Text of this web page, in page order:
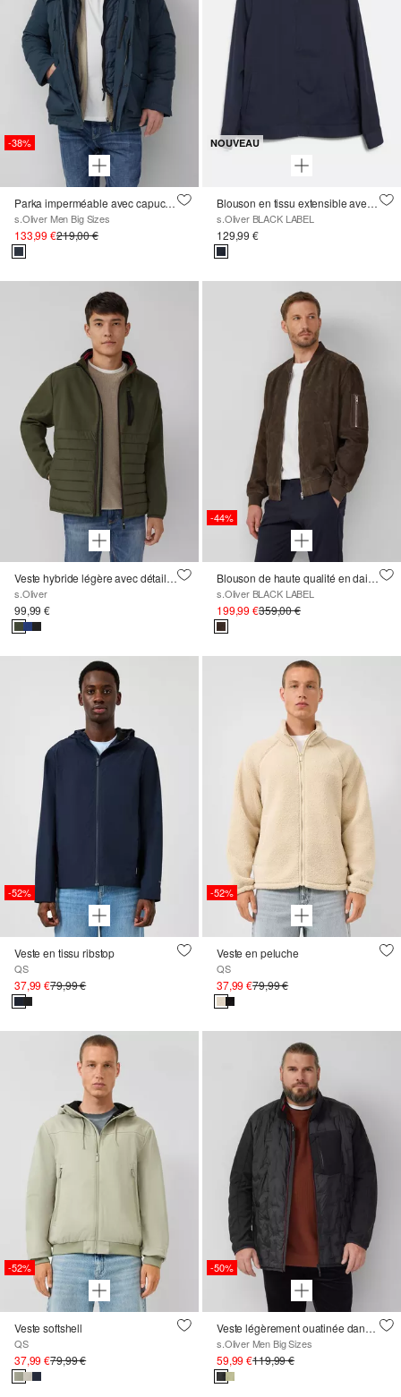
-38%
Parka imperméable avec capuche amovible et doublure en fausse fourrure
s.Oliver Men Big Sizes
133,99 €219,00 €
NOUVEAU
Blouson en tissu extensible avec fermeture à glissière
s.Oliver BLACK LABEL
129,99 €
Veste hybride légère avec détails sportifs
s.Oliver
99,99 €
-44%
Blouson de haute qualité en daim souple
s.Oliver BLACK LABEL
199,99 €359,00 €
-52%
Veste en tissu ribstop
QS
37,99 €79,99 €
-52%
Veste en peluche
QS
37,99 €79,99 €
-52%
Veste softshell
QS
37,99 €79,99 €
-50%
Veste légèrement ouatinée dans un mélange de tissus avec des détails sportifs
s.Oliver Men Big Sizes
59,99 €119,99 €